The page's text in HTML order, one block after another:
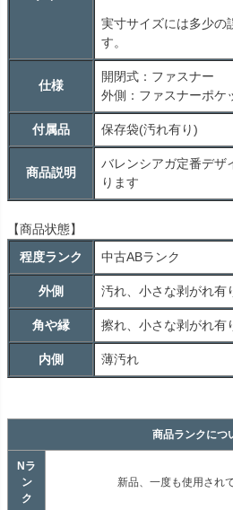
実寸サイズには多少の
す。
仕様
開閉式：ファスナー
外側：ファスナーポケ
付属品 保存袋(汚れ有り)
商品説明
バレンシアガ定番デザ
ります
【商品状態】
程度ランク
中古ABランク
外側 汚れ、小さな剥がれ有
角や縁 擦れ、小さな剥がれ有
内側 薄汚れ
商品ランクにつ
Nラ
ン
ク
新品、一度も使用され